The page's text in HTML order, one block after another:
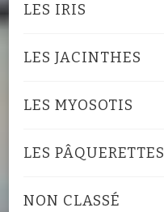
LES IRIS
LES JACINTHES
LES MYOSOTIS
LES PÂQUERETTES
NON CLASSÉ